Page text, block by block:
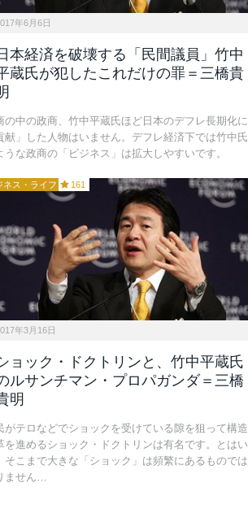
年6月6日
本経済を破壊する「民間議員」竹中
蔵氏が犯したこれだけの罪＝三橋貴
の中の政商、竹中平蔵氏ほど日本のデフレ長期化に
献」した人物はいません。デフレ経済下では竹中氏
うな政商の「ビジネス」は拡大しやすいです。
ネス・ライフ 161
年3月16日
ョック・ドクトリンと、竹中平蔵氏
ルサンチマン・プロパガンダ＝三橋
明
がテロなどでショックを受けている隙を狙って構造
を進めるショック・ドクトリンは有名です。とはい
そこまで大きな「ショック」は頻繁にあるものでは
ません…